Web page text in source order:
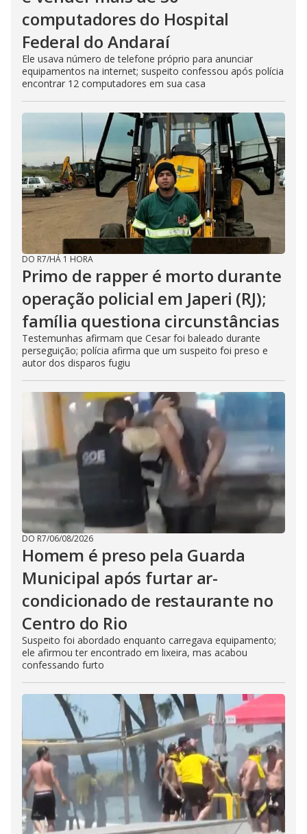
computadores do Hospital
Federal do Andaraí
Ele usava número de telefone próprio para anunciar
equipamentos na internet; suspeito confessou após polícia
encontrar 12 computadores em sua casa
DO R7/HÁ 1 HORA
Primo de rapper é morto durante
operação policial em Japeri (RJ);
família questiona circunstâncias
Testemunhas afirmam que Cesar foi baleado durante
perseguição; polícia afirma que um suspeito foi preso e
autor dos disparos fugiu
DO R7/06/08/2026
Homem é preso pela Guarda
Municipal após furtar ar-
condicionado de restaurante no
Centro do Rio
Suspeito foi abordado enquanto carregava equipamento;
ele afirmou ter encontrado em lixeira, mas acabou
confessando furto